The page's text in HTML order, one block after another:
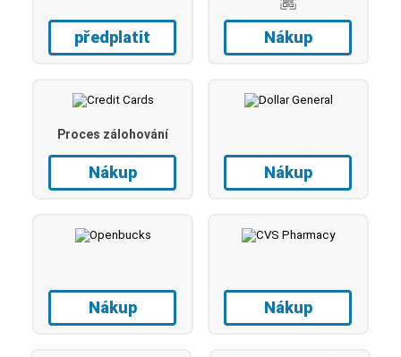
předplatit Nákup
Proces zálohování
Nákup Nákup
Nákup Nákup